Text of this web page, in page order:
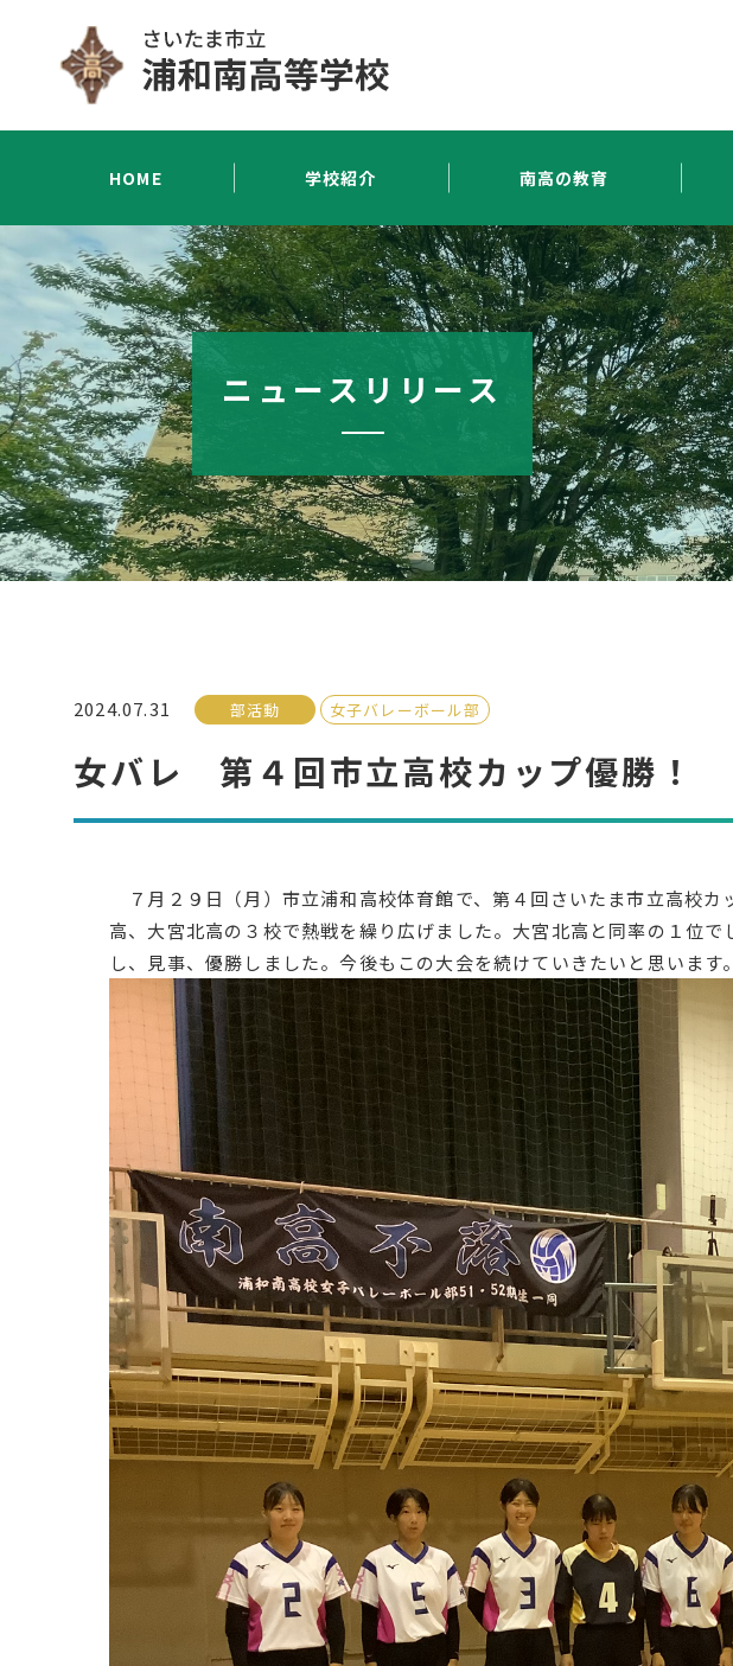
HOME 学校紹介 南高の教育
ニュースリリース
2024.07.31 部活動 女子バレーボール部
女バレ 第４回市立高校カップ優勝！
７月２９日（月）市立浦和高校体育館で、第４回さいたま市立高校カ
高、大宮北高の３校で熱戦を繰り広げました。大宮北高と同率の１位
し、見事、優勝しました。今後もこの大会を続けていきたいと思います。